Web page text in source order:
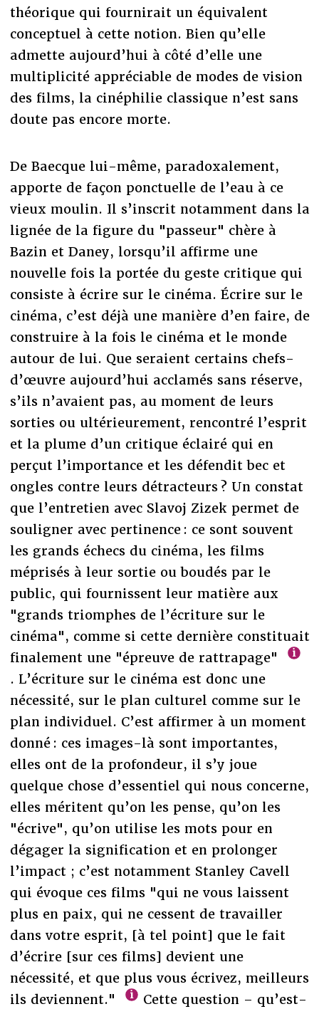
théorique qui fournirait un équivalent
conceptuel à cette notion. Bien qu’elle
admette aujourd’hui à côté d’elle une
multiplicité appréciable de modes de vision
des films, la cinéphilie classique n’est sans
doute pas encore morte.
De Baecque lui-même, paradoxalement,
apporte de façon ponctuelle de l’eau à ce
vieux moulin. Il s’inscrit notamment dans la
lignée de la figure du "passeur" chère à
Bazin et Daney, lorsqu’il affirme une
nouvelle fois la portée du geste critique qui
consiste à écrire sur le cinéma. Écrire sur le
cinéma, c’est déjà une manière d’en faire, de
construire à la fois le cinéma et le monde
autour de lui. Que seraient certains chefs-
d’œuvre aujourd’hui acclamés sans réserve,
s’ils n’avaient pas, au moment de leurs
sorties ou ultérieurement, rencontré l’esprit
et la plume d’un critique éclairé qui en
perçut l’importance et les défendit bec et
ongles contre leurs détracteurs ? Un constat
que l’entretien avec Slavoj Zizek permet de
souligner avec pertinence : ce sont souvent
les grands échecs du cinéma, les films
méprisés à leur sortie ou boudés par le
public, qui fournissent leur matière aux
"grands triomphes de l’écriture sur le
cinéma", comme si cette dernière constituait
finalement une "épreuve de rattrapage"
. L’écriture sur le cinéma est donc une
nécessité, sur le plan culturel comme sur le
plan individuel. C’est affirmer à un moment
donné : ces images-là sont importantes,
elles ont de la profondeur, il s’y joue
quelque chose d’essentiel qui nous concerne,
elles méritent qu’on les pense, qu’on les
"écrive", qu’on utilise les mots pour en
dégager la signification et en prolonger
l’impact ; c’est notamment Stanley Cavell
qui évoque ces films "qui ne vous laissent
plus en paix, qui ne cessent de travailler
dans votre esprit, [à tel point] que le fait
d’écrire [sur ces films] devient une
nécessité, et que plus vous écrivez, meilleurs
ils deviennent."
Cette question – qu’est-